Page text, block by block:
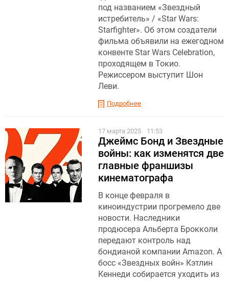
под названием «Звездный
истребитель» / «Star Wars:
Starfighter». Об этом создатели
фильма объявили на ежегодном
конвенте Star Wars Celebration,
проходящем в Токио.
Режиссером выступит Шон
Леви.
Подробнее
17 марта 2025 11:53
Джеймс Бонд и Звездные
войны: как изменятся две
главные франшизы
кинематографа
В конце февраля в
киноиндустрии прогремело две
новости. Наследники
продюсера Альберта Брокколи
передают контроль над
бондианой компании Amazon. А
босс «Звездных войн» Кэтлин
Кеннеди собирается уходить из